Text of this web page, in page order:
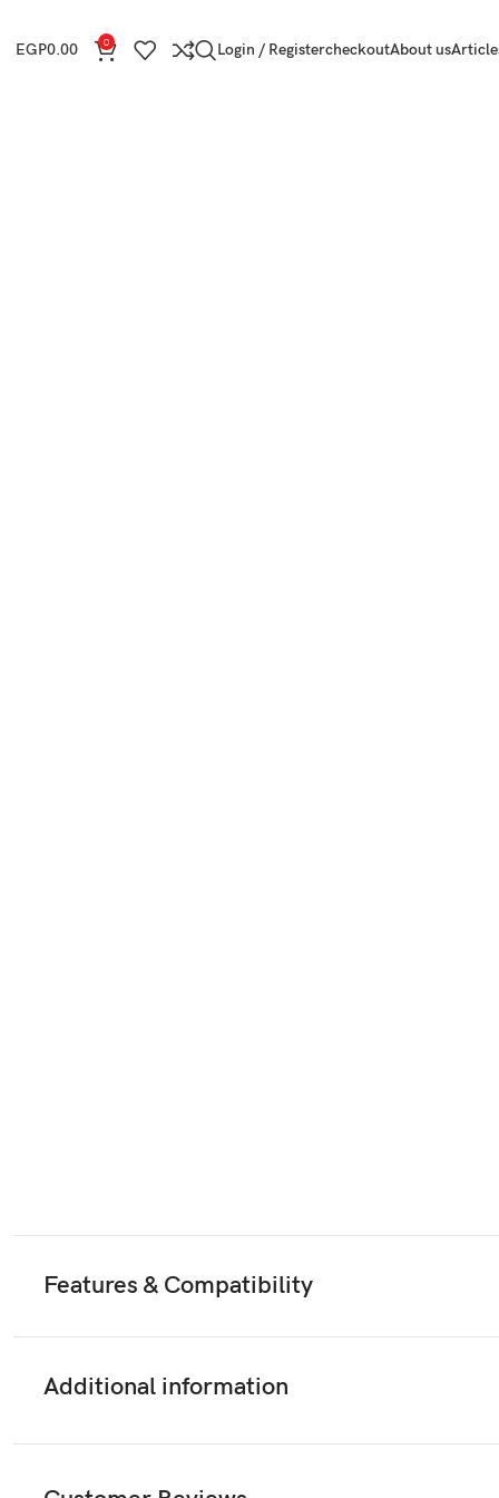
About us
checkout
Login / Register
0
EGP0.00
Features & Compatibility
Additional information